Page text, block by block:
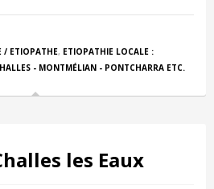
/ ETIOPATHE, ETIOPATHIE LOCALE :
- MONTMÉLIAN - PONTCHARRA ETC.
les Eaux